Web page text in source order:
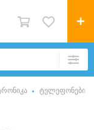
ტელეფონები